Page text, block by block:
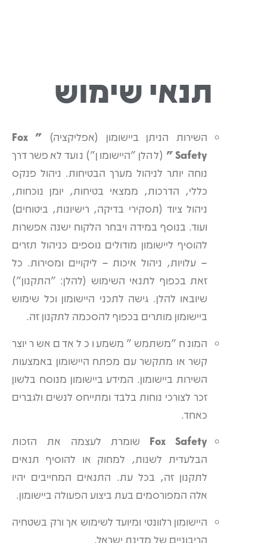
תנאי שימוש
השירות הניתן ביישומון (אפליקציה)
" Fox
Safety "
(להלן "היישומון") נועד לאפשר דרך
נוחה יותר לניהול מערך הבטיחות. ניהול פנקס
כללי, הדרכות, ממצאי בטיחות, יומן נוכחות,
ניהול ציוד (תסקירי בדיקה, רישיונות, ביטוחים)
ועוד. בנוסף במידה ויבחר הלקוח ישנה אפשרות
להוסיף ליישומון מודולים נוספים כניהול תזרים
– עלויות, ניהול איכות – ליקויים ומסירות. כל
זאת בכפוף לתנאי השימוש (להלן: "התקנון")
שיובאו להלן. גישה לתכני היישומון וכל שימוש
ביישומון מותרים בכפוף להסכמה לתקנון זה.
המונח "משתמש" משמעו כל אדם אשר יוצר
קשר או מתקשר עם מפתח היישומון באמצעות
השירות ביישומון. המידע ביישומון מנוסח בלשון
זכר לצורכי נוחות בלבד ומתייחס לנשים ולגברים
כאחד.
Fox Safety
שומרת לעצמה את הזכות
הבלעדית לשנות, למחוק או להוסיף תנאים
לתקנון זה, בכל עת. התנאים המחייבים יהיו
אלה המפורסמים בעת ביצוע הפעולה ביישומון.
היישומון רלוונטי ומיועד לשימוש אך ורק בשטחיה
הריבוניים של מדינת ישראל.